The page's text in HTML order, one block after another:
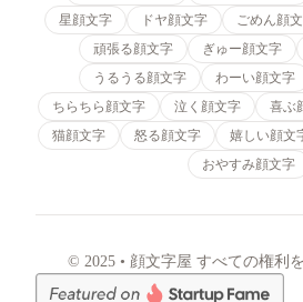
星顔文字
ドヤ顔文字 ごめん顔
頑張る顔文字
ぎゅー顔文字
うるうる顔文字
わーい顔文字
ちらちら顔文字
泣く顔文字 喜ぶ
猫顔文字
怒る顔文字 嬉しい顔文
おやすみ顔文字
© 2025 • 顔文字屋 すべての権利